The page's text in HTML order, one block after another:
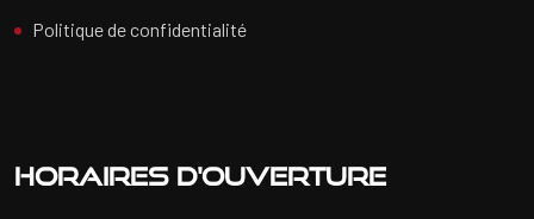
Politique de confidentialité
Horaires d'ouverture